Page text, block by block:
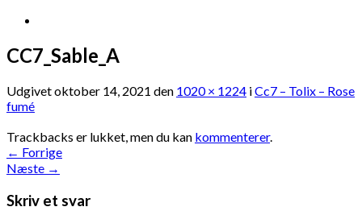
CC7_Sable_A
Udgivetoktober 14, 2021 den 1020 × 1224 iCc7 – Tolix – Rose
fumé
Trackbacks er lukket, men du kan kommenterer.
← Forrige
Næste →
Skriv et svar